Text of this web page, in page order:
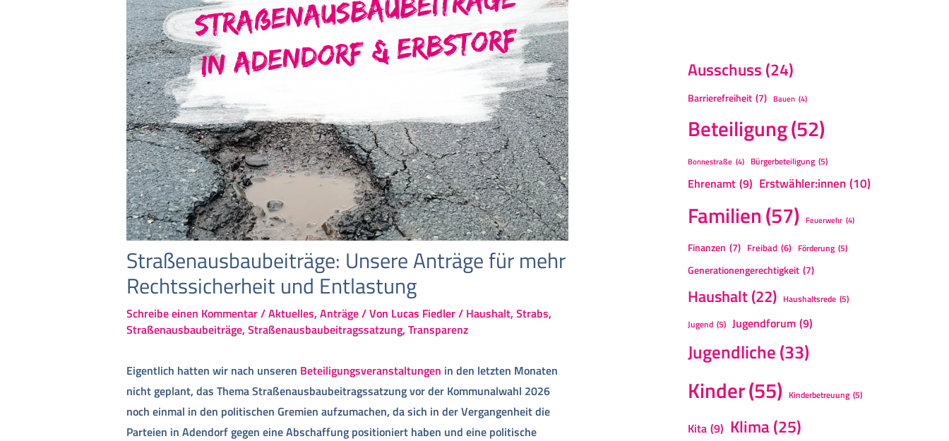
Straßenausbaubeiträge: Unsere Anträge für mehr
Rechtssicherheit und Entlastung
Schreibe einen Kommentar/Aktuelles, Anträge/ Von Lucas Fiedler/ Haushalt, Strabs,
Straßenausbaubeiträge, Straßenausbaubeitragssatzung, Transparenz
Eigentlich hatten wir nach unseren Beteiligungsveranstaltungen in den letzten Monaten
nicht geplant, das Thema Straßenausbaubeitragssatzung vor der Kommunalwahl 2026
noch einmal in den politischen Gremien aufzumachen, da sich in der Vergangenheit die
Parteien in Adendorf gegen eine Abschaffung positioniert haben und eine politische
Ausschuss (24)
Barrierefreiheit (7) Bauen (4)
Beteiligung(52)
Bonnestraße (4) Bürgerbeteiligung (5)
Ehrenamt (9) Erstwähler:innen (10)
Familien(57) Feuerwehr (4)
Finanzen (7) Freibad (6) Förderung (5)
Generationengerechtigkeit (7)
Haushalt(22) Haushaltsrede (5)
Jugend (5) Jugendforum (9)
Jugendliche(33)
Kinder(55) Kinderbetreuung (5)
Kita (9) Klima (25)